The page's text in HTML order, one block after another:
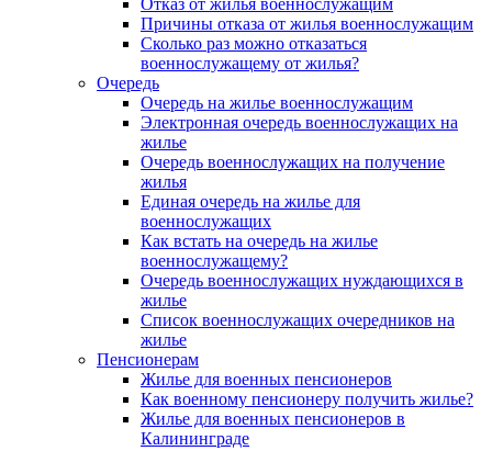
Отказ от жилья военнослужащим
Причины отказа от жилья военнослужащим
Сколько раз можно отказаться
военнослужащему от жилья?
Очередь
Очередь на жилье военнослужащим
Электронная очередь военнослужащих на
жилье
Очередь военнослужащих на получение
жилья
Единая очередь на жилье для
военнослужащих
Как встать на очередь на жилье
военнослужащему?
Очередь военнослужащих нуждающихся в
жилье
Список военнослужащих очередников на
жилье
Пенсионерам
Жилье для военных пенсионеров
Как военному пенсионеру получить жилье?
Жилье для военных пенсионеров в
Калининграде